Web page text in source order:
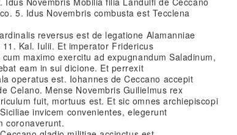
5. Idus Novembris combusta est Tecclena
reversus est de legatione Alamanniae
Kal. Iulii. Et imperator Fridericus
maximo exercitu ad expugnandum Saladinum,
eam in sui dicione. Et perrexit
operatus est. Iohannes de Ceccano accepit
Celano. Mense Novembris Guilielmus rex
fuit, mortuus est. Et sic omnes archiepiscopi
invicem convenientes, elegerunt
coronaverunt.